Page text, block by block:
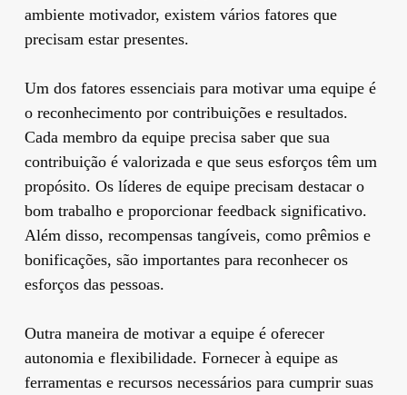
ambiente motivador, existem vários fatores que
precisam estar presentes.
Um dos fatores essenciais para motivar uma equipe é
o reconhecimento por contribuições e resultados.
Cada membro da equipe precisa saber que sua
contribuição é valorizada e que seus esforços têm um
propósito. Os líderes de equipe precisam destacar o
bom trabalho e proporcionar feedback significativo.
Além disso, recompensas tangíveis, como prêmios e
bonificações, são importantes para reconhecer os
esforços das pessoas.
Outra maneira de motivar a equipe é oferecer
autonomia e flexibilidade. Fornecer à equipe as
ferramentas e recursos necessários para cumprir suas